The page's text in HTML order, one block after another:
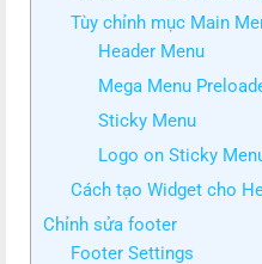
Tùy chỉnh mục Main
Header Menu
Mega Menu
Sticky Menu
Logo on Sticky
Cách tạo Widget cho
Chỉnh sửa footer
Footer Settings